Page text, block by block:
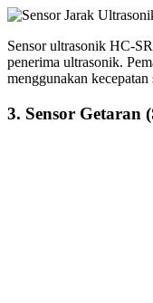
Sensor ultrasonik HC-
penerima ultrasonik.
menggunakan
3. Sensor Getaran